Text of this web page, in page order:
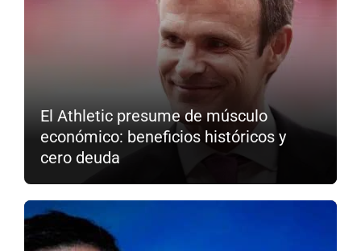
El Athletic presume de músculo
económico: beneficios históricos y
cero deuda